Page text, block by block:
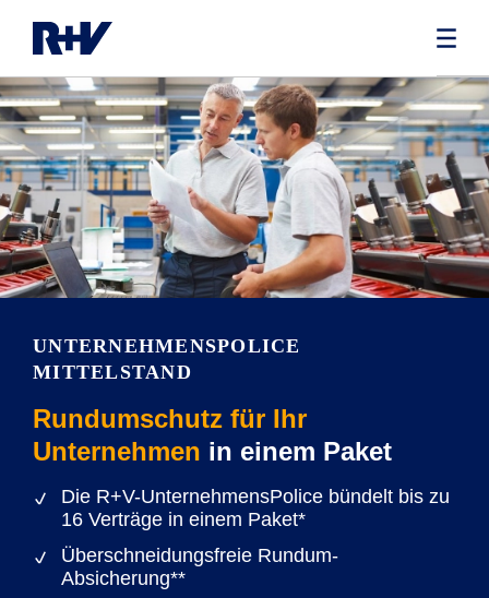
UNTERNEHMENSPOLICE
MITTELSTAND
Rundumschutz für Ihr
Unternehmen in einem Paket
Die R+V-UnternehmensPolice bündelt bis zu
16 Verträge in einem Paket*
Überschneidungsfreie Rundum-
Absicherung**